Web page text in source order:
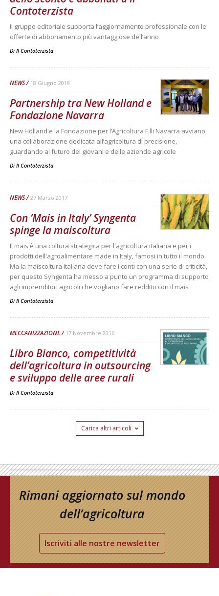
Contoterzista
Il gruppo editoriale supporta l’aggiornamento professionale con le
offerte di abbonamento più vantaggiose dell’anno
Di Il Contoterzista
NEWS 18 Giugno 2018
Partnership tra New Holland e
Fondazione Navarra
New Holland e la Fondazione per l’Agricoltura F.lli Navarra avviano
una collaborazione dedicata all’agricoltura di precisione,
guardando al futuro dei giovani e delle aziende agricole
Di Il Contoterzista
NEWS 27 Marzo 2017
Con ‘Mais in Italy’ Syngenta
spinge la maiscoltura
Il mais è una coltura strategica per l'agricoltura italiana e per i
prodotti dell'agroalimentare made in Italy, famosi in tutto il mondo.
Ma la maiscoltura italiana deve fare i conti con una serie di criticità,
per questo Syngenta ha messo a punto un programma di supporto
agli imprenditori agricoli che vogliano fare reddito con il mais
Di Il Contoterzista
MECCANIZZAZIONE 17 Novembre 2016
Libro Bianco, competitività
dell’agricoltura in outsourcing
e sviluppo delle aree rurali
Di Il Contoterzista
Carica altri articoli
Rimani aggiornato sul mondo
dell’agricoltura
Iscriviti alle nostre newsletter